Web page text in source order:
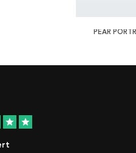
PEAR
star star